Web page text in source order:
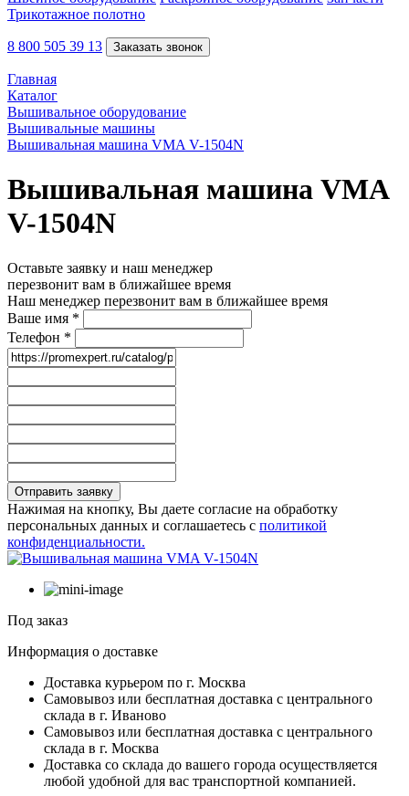
Трикотажное полотно
8 800 505 39 13 Заказать звонок
Главная
Каталог
Вышивальное оборудование
Вышивальные машины
Вышивальная машина VMA V-1504N
Вышивальная машина VMA
V-1504N
Оставьте заявку и наш менеджер
перезвонит вам в ближайшее время
Наш менеджер перезвонит вам в ближайшее время
Ваше имя *
Телефон *
Отправить заявку
Нажимая на кнопку, Вы даете согласие на обработку
персональных данных и соглашаетесь с политикой
конфиденциальности.
Под заказ
Информация о доставке
Доставка курьером по г. Москва
Самовывоз или бесплатная доставка с центрального
склада в г. Иваново
Самовывоз или бесплатная доставка с центрального
склада в г. Москва
Доставка со склада до вашего города осуществляется
любой удобной для вас транспортной компанией.